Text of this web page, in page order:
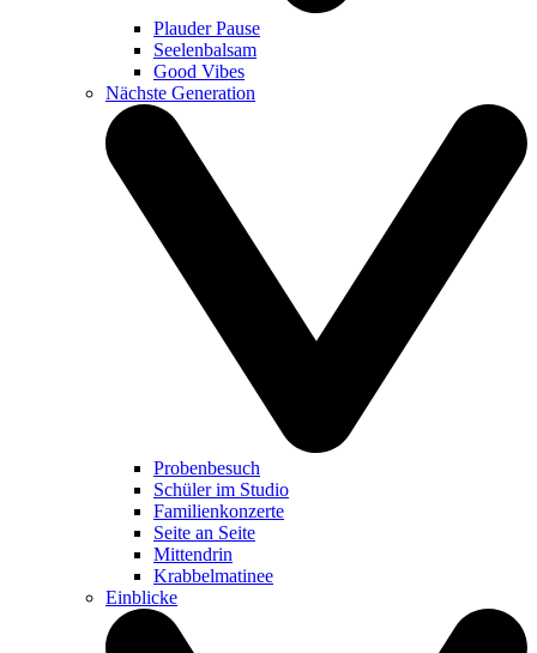
Plauder Pause
Seelenbalsam
Good Vibes
Nächste Generation
Probenbesuch
Schüler im Studio
Familienkonzerte
Seite an Seite
Mittendrin
Krabbelmatinee
Einblicke